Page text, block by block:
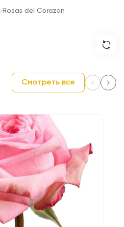
Rosas del Corazon
Смотреть все